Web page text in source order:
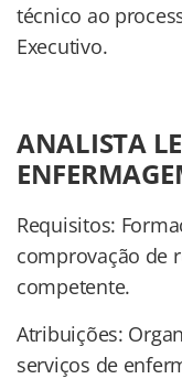
técnico ao
Executivo.
ANALISTA
Requisitos:
comprovação de
competente.
Atribuições:
serviços de